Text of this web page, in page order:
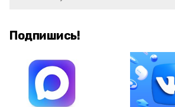
Подпишись!